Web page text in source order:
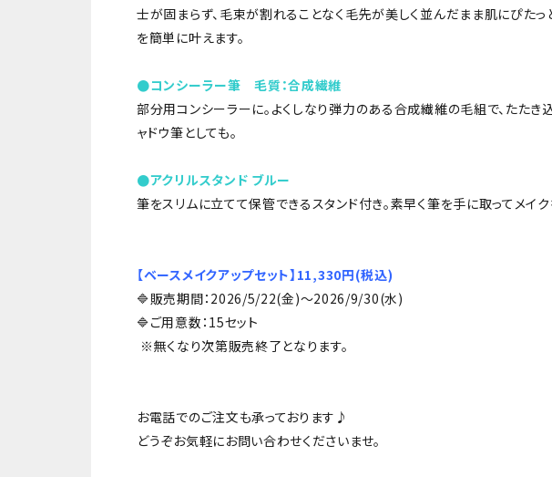
士が固まらず、毛束が割れることなく毛先が美しく並んだまま肌にぴたっ
を簡単に叶えます。
●コンシーラー筆 毛質：合成繊維
部分用コンシーラーに。よくしなり弾力のある合成繊維の毛組で、たたき
ャドウ筆としても。
●アクリルスタンド ブルー
筆をスリムに立てて保管できるスタンド付き。素早く筆を手に取ってメイ
【ベースメイクアップセット】11,330円(税込)
🔷販売期間：2026/5/22(金)～2026/9/30(水)
🔷ご用意数：15セット
※無くなり次第販売終了となります。
お電話でのご注文も承っております♪
どうぞお気軽にお問い合わせくださいませ。